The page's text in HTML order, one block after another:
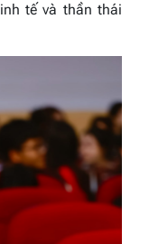
tế và thần thái